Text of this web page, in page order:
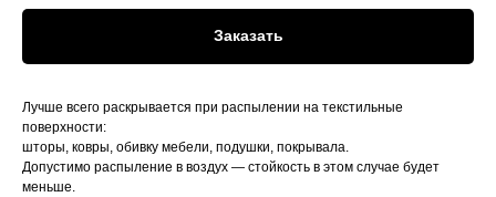
Заказать
Лучше всего раскрывается при распылении на текстильные
поверхности:
шторы, ковры, обивку мебели, подушки, покрывала.
Допустимо распыление в воздух — стойкость в этом случае будет
меньше.